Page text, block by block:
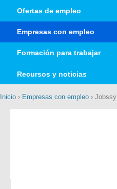
Ofertas de empleo
Empresas con empleo
Formación para trabajar
Recursos y noticias
Inicio › Empresas con empleo › Jobssy